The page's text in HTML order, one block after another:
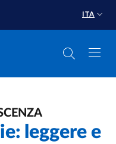
ITA
leggere e